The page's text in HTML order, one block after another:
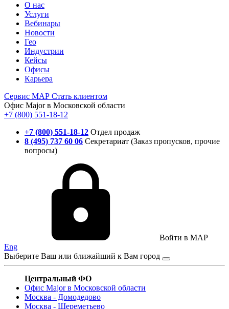
О нас
Услуги
Вебинары
Новости
Гео
Индустрии
Кейсы
Офисы
Карьера
Сервис МАР Стать клиентом
Офис Major в Московской области
+7 (800) 551-18-12
+7 (800) 551-18-12 Отдел продаж
8 (495) 737 60 06 Секретариат (Заказ пропусков, прочие
вопросы)
Войти в MAP
Eng
Выберите Ваш или ближайший к Вам город
Центральный ФО
Офис Major в Московской области
Москва - Домодедово
Москва - Шереметьево